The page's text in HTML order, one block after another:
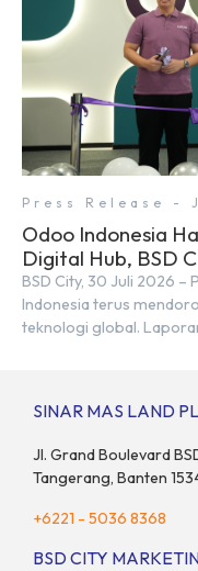
Press Release -
Odoo Indonesia
Digital Hub, BSD
BSD City, 30 Juli 2026
Indonesia terus
teknologi global.
sebesar 14%
SINAR MAS LAND
Jl. Grand Boulevard
Tangerang, Banten
+6221 - 5036 8368
BSD CITY